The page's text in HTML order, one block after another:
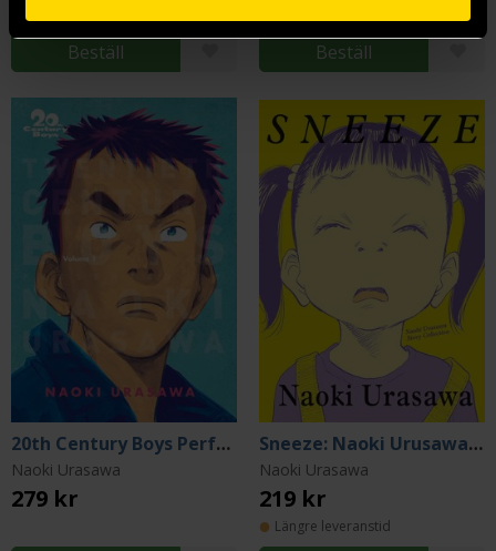
Beställ Beställ
20th Century Boys Perfect Edition Vol 1
Naoki Urasawa
279 kr
Sneeze: Naoki Urusawa Story Collections
Naoki Urasawa
219 kr
Längre leveranstid